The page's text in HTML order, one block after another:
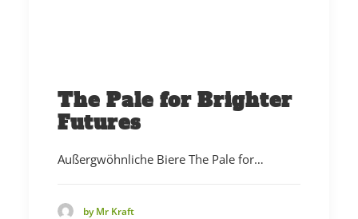
The Pale for Brighter
Futures
Außergwöhnliche Biere The Pale for…
by Mr Kraft